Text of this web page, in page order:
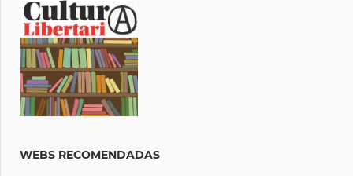
WEBS RECOMENDADAS